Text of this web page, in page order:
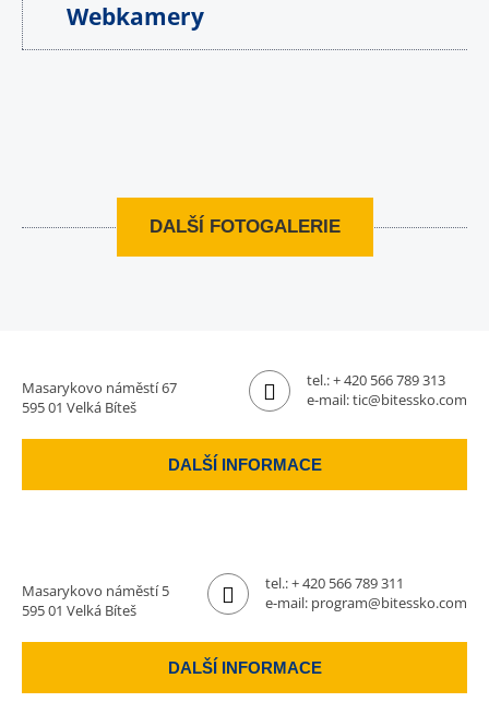
Webkamery
DALŠÍ FOTOGALERIE
Masarykovo náměstí 67
595 01 Velká Bíteš
tel.:+ 420 566 789 313
e-mail:tic@bitessko.com
DALŠÍ INFORMACE
Masarykovo náměstí 5
595 01 Velká Bíteš
tel.:+ 420 566 789 311
e-mail: program@bitessko.com
DALŠÍ INFORMACE